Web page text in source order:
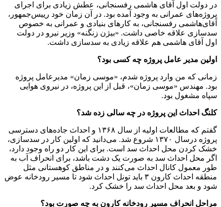
در دولت اول آقای‌ هاشمی رفسنجانی، عطش زیادی برای اجرای
پروژه‌های عمرانی به وجود آمده بود. در آن زمان خود رییس‌جمهور،
آقای‌هاشمی رفسنجانی، به کار‌های بنیادی و عمرانی به خصوص
سدسازی علاقه خاصی داشت. «بیژن زنگنه» وزیر نیرو در دولت
اول آقای‌ هاشمی هم علاقه زیادی به سد‌سازی داشت.
اولین مدیر عامل پروژه چه کسی بود؟
زمانی که من وارد پروژه شدم، «موسی زمان» مدیرعامل پروژه
بود. مهندس «موسی زمان»، قبل از این پروژه، در نیروی هوایی
سپاه مشغول بود.
کلنگ احداث این پروژه در چه‌ سالی زده شد؟
گفتم که مطالعات اولیه از‌ سال ۱۳۶۸ و احداث جاده‌های دسترسی
پروژه در‌سال ۱۳۷۰ شروع شد. می‌دانید که اولین کار در سدسازی،
خشک کردن محل احداث سد است. برای این کار دو راه وجود دارد،
اگر محل احداث سد به‌ صورت یک دشت باشد، برای انحراف آب به
طور معمول کانال احداث می‌کنند و در مناطق کوهستانی مثل
منطقه احداث کارون ۳ باید تونل احداث شود تا مسیر رودخانه عوض
شود و بعد محل احداث سد را خشک کرد.
مراحل انحراف مسیر رودخانه کارون به چه صورت بود؟